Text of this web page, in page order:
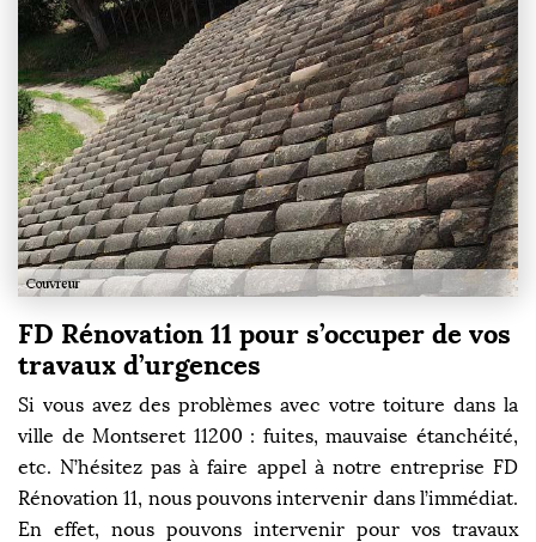
FD Rénovation 11 pour s’occuper de vos
travaux d’urgences
Si vous avez des problèmes avec votre toiture dans la
ville de Montseret 11200 : fuites, mauvaise étanchéité,
etc. N’hésitez pas à faire appel à notre entreprise FD
Rénovation 11, nous pouvons intervenir dans l’immédiat.
En effet, nous pouvons intervenir pour vos travaux